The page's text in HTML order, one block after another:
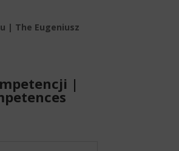
| The Eugeniusz
|